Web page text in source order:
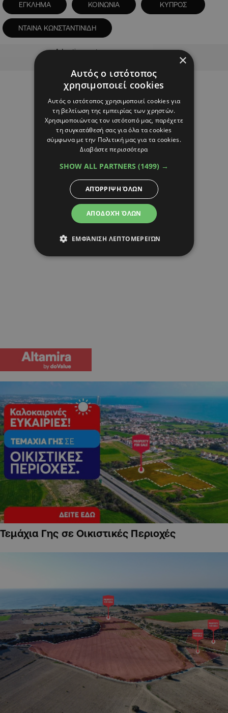
ΕΓΚΛΗΜΑ ΚΟΙΝΩΝΙΑ ΚΥΠΡΟΣ
ΝΤΑΙΝΑ ΚΩΝΣΤΑΝΤΙΝΙΔΗ
Advertisement
Τεμάχια Γης σε Οικιστικές Περιοχές
×
Αυτός ο ιστότοπος
χρησιμοποιεί cookies
Αυτός ο ιστότοπος χρησιμοποιεί cookies για
τη βελτίωση της εμπειρίας των χρηστών.
Χρησιμοποιώντας τον ιστότοπό μας, παρέχετε
τη συγκατάθεσή σας για όλα τα cookies
σύμφωνα με την Πολιτική μας για τα cookies.
Διαβάστε περισσότερα
SHOW ALL PARTNERS (1499) →
ΑΠΟΔΟΧΉ ΌΛΩΝ
ΑΠΌΡΡΙΨΗ ΌΛΩΝ
ΕΜΦΆΝΙΣΗ ΛΕΠΤΟΜΕΡΕΙΏΝ